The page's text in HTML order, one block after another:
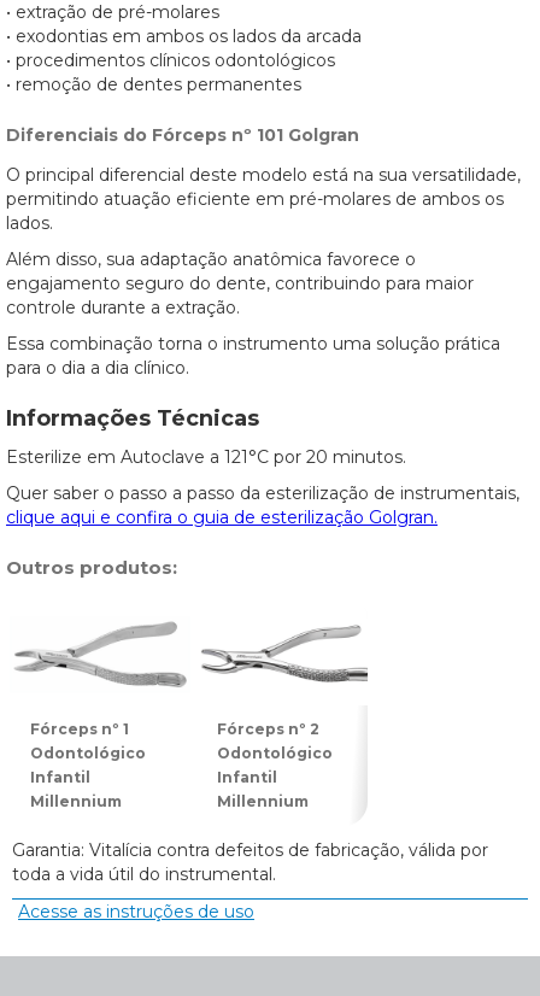
• extração de pré-molares
• exodontias em ambos os lados da arcada
• procedimentos clínicos odontológicos
• remoção de dentes permanentes
Diferenciais do Fórceps nº 101 Golgran
O principal diferencial deste modelo está na sua versatilidade,
permitindo atuação eficiente em pré-molares de ambos os
lados.
Além disso, sua adaptação anatômica favorece o
engajamento seguro do dente, contribuindo para maior
controle durante a extração.
Essa combinação torna o instrumento uma solução prática
para o dia a dia clínico.
Informações Técnicas
Esterilize em Autoclave a 121°C por 20 minutos.
Quer saber o passo a passo da esterilização de instrumentais,
clique aqui e confira o guia de esterilização Golgran.
Outros produtos:
Fórceps nº 1
Odontológico
Infantil
Millennium
Fórceps nº 2
Odontológico
Infantil
Millennium
Garantia: Vitalícia contra defeitos de fabricação, válida por
toda a vida útil do instrumental.
Acesse as instruções de uso